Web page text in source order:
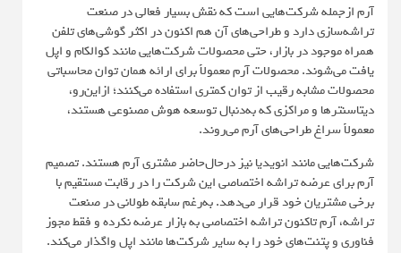
آرم ازجمله شرکت‌هایی است که نقش بسیار فعالی در صنعت
تراشه‌سازی دارد و طراحی‌های آن هم اکنون در اکثر گوشی‌های تلفن
همراه موجود در بازار، حتی محصولات شرکت‌هایی مانند کوالکام و اپل
یافت می‌شوند. محصولات آرم معمولاً برای ارائه همان توان محاسباتی
محصولات مشابه رقیب از توان کمتری استفاده می‌کنند؛ ازاین‌رو،
دیتاسنترها و مراکزی که به‌دنبال توسعه هوش مصنوعی هستند،
معمولاً سراغ طراحی‌های آرم می‌روند.
شرکت‌هایی مانند انویدیا نیز درحال‌حاضر مشتری آرم هستند. تصمیم
آرم برای عرضه تراشه اختصاصی این شرکت را در رقابت مستقیم با
برخی مشتریان خود قرار می‌دهد. به‌رغم سابقه طولانی در صنعت
تراشه، آرم تاکنون تراشه اختصاصی به بازار عرضه نکرده و فقط مجوز
فناوری و پتنت‌های خود را به سایر شرکت‌ها مانند اپل واگذار می‌کند.